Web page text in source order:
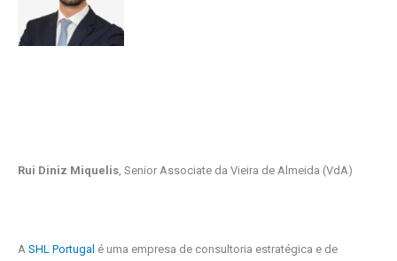
Rui Diniz Miquelis, Senior Associate da Vieira de Almeida (VdA)
A SHL Portugal é uma empresa de consultoria estratégica e de